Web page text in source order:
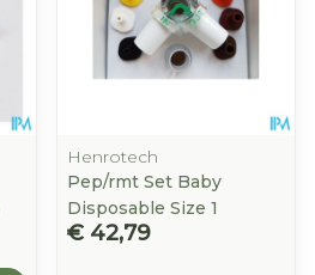
Henrotech
Pep/rmt Set Baby
Disposable Size 1
€ 42,79